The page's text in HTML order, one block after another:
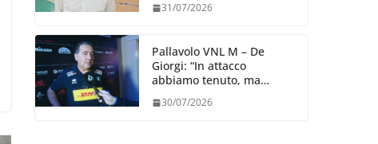
31/07/2026
Pallavolo VNL M – De
Giorgi: “In attacco
abbiamo tenuto, ma
dalla prestazione in
30/07/2026